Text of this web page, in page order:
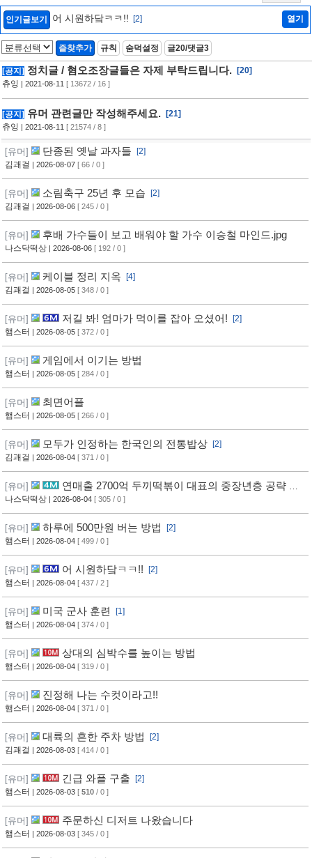
인기글보기 어 시원하닼ㅋㅋ!! [2] 열기
즐찾추가 규칙 숨덕설정 글20/댓글3
[공지] 정치글 / 혐오조장글들은 자제 부탁드립니다.
[20]
츄잉 | 2021-08-11 [ 13672 / 16 ]
[공지] 유머 관련글만 작성해주세요.
[21]
츄잉 | 2021-08-11 [ 21574 / 8 ]
[유머] 단종된 옛날 과자들
[2]
김괘걸 | 2026-08-07 [ 66 / 0 ]
[유머] 소림축구 25년 후 모습
[2]
김괘걸 | 2026-08-06 [ 245 / 0 ]
[유머] 후배 가수들이 보고 배워야 할 가수 이승철 마인드.jpg
나스닥떡상 | 2026-08-06 [ 192 / 0 ]
[유머] 케이블 정리 지옥
[4]
김괘걸 | 2026-08-05 [ 348 / 0 ]
[유머] 저길 봐! 엄마가 먹이를 잡아 오셨어!
[2]
햄스터 | 2026-08-05 [ 372 / 0 ]
[유머] 게임에서 이기는 방법
햄스터 | 2026-08-05 [ 284 / 0 ]
[유머] 최면어플
햄스터 | 2026-08-05 [ 266 / 0 ]
[유머] 모두가 인정하는 한국인의 전통밥상
[2]
김괘걸 | 2026-08-04 [ 371 / 0 ]
[유머]
연매출 2700억 두끼떡볶이 대표의 중장년층 공략 방
법
나스닥떡상 | 2026-08-04 [ 305 / 0 ]
[유머] 하루에 500만원 버는 방법
[2]
햄스터 | 2026-08-04 [ 499 / 0 ]
[유머] 어 시원하닼ㅋㅋ!!
[2]
햄스터 | 2026-08-04 [ 437 / 2 ]
[유머] 미국 군사 훈련
[1]
햄스터 | 2026-08-04 [ 374 / 0 ]
[유머] 상대의 심박수를 높이는 방법
햄스터 | 2026-08-04 [ 319 / 0 ]
[유머] 진정해 나는 수컷이라고!!
햄스터 | 2026-08-04 [ 371 / 0 ]
[유머] 대륙의 흔한 주차 방법
[2]
김괘걸 | 2026-08-03 [ 414 / 0 ]
[유머] 긴급 와플 구출
[2]
햄스터 | 2026-08-03 [ 510 / 0 ]
[유머] 주문하신 디저트 나왔습니다
햄스터 | 2026-08-03 [ 345 / 0 ]